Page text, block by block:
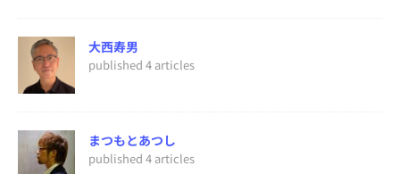
大西寿男
published 4 articles
まつもとあつし
published 4 articles